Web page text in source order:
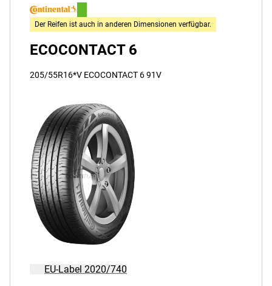
Der Reifen ist auch in anderen Dimensionen verfügbar.
ECOCONTACT 6
205/55R16*V ECOCONTACT 6 91V
EU-Label 2020/740